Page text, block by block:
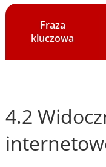
Fraza
kluczowa
4.2